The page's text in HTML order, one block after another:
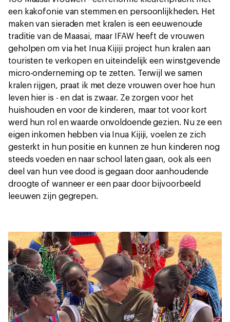
een kakofonie van stemmen en persoonlijkheden. Het
maken van sieraden met kralen is een eeuwenoude
traditie van de Maasai, maar IFAW heeft de vrouwen
geholpen om via het Inua Kijiji project hun kralen aan
touristen te verkopen en uiteindelijk een winstgevende
micro-onderneming op te zetten. Terwijl we samen
kralen rijgen, praat ik met deze vrouwen over hoe hun
leven hier is - en dat is zwaar. Ze zorgen voor het
huishouden en voor de kinderen, maar tot voor kort
werd hun rol en waarde onvoldoende gezien. Nu ze een
eigen inkomen hebben via Inua Kijiji, voelen ze zich
gesterkt in hun positie en kunnen ze hun kinderen nog
steeds voeden en naar school laten gaan, ook als een
deel van hun vee dood is gegaan door aanhoudende
droogte of wanneer er een paar door bijvoorbeeld
leeuwen zijn gegrepen.